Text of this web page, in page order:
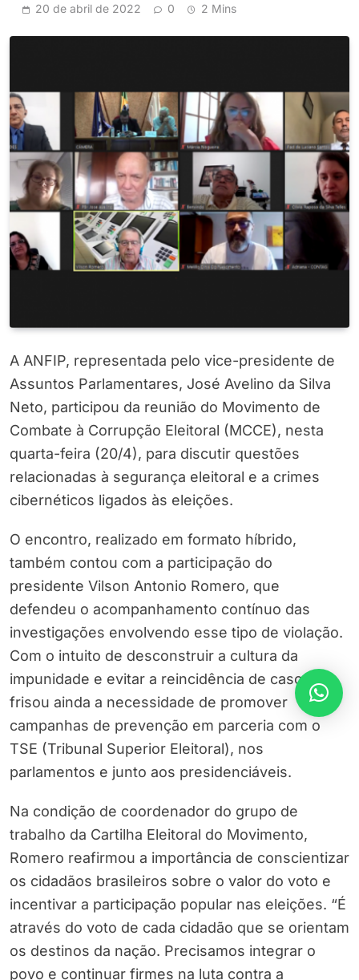
20 de abril de 2022 0 2 Mins
A ANFIP, representada pelo vice-presidente de
Assuntos Parlamentares, José Avelino da Silva
Neto, participou da reunião do Movimento de
Combate à Corrupção Eleitoral (MCCE), nesta
quarta-feira (20/4), para discutir questões
relacionadas à segurança eleitoral e a crimes
cibernéticos ligados às eleições.
O encontro, realizado em formato híbrido,
também contou com a participação do
presidente Vilson Antonio Romero, que
defendeu o acompanhamento contínuo das
investigações envolvendo esse tipo de violação.
Com o intuito de desconstruir a cultura da
impunidade e evitar a reincidência de casos,
frisou ainda a necessidade de promover
campanhas de prevenção em parceria com o
TSE (Tribunal Superior Eleitoral), nos
parlamentos e junto aos presidenciáveis.
Na condição de coordenador do grupo de
trabalho da Cartilha Eleitoral do Movimento,
Romero reafirmou a importância de conscientizar
os cidadãos brasileiros sobre o valor do voto e
incentivar a participação popular nas eleições. “É
através do voto de cada cidadão que se orientam
os destinos da nação. Precisamos integrar o
povo e continuar firmes na luta contra a